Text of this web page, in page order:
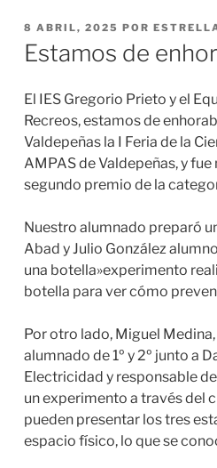
PUBLICADO
EL
8 ABRIL, 2025 POR
Estamos de
El IES Gregorio Prieto y el
Recreos, estamos de
Valdepeñas la I Feria de la
AMPAS de Valdepeñas, y
segundo premio de la
Nuestro alumnado preparó
Abad y Julio González
una botella»experimento
botella para ver cómo
Por otro lado, Miguel
alumnado de 1º y 2º junto a
Electricidad y responsable
un experimento a través del
pueden presentar los tres
espacio físico, lo que se